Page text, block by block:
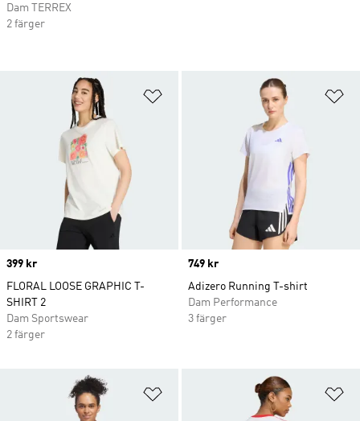
Lägg till på önskelistan
Price
399 kr
FLORAL LOOSE GRAPHIC T-
SHIRT 2
Dam Sportswear
2 färger
Price
749 kr
Adizero Running T-shirt
Dam Performance
3 färger
Lägg till på önskelistan
Dam TERREX
2 färger